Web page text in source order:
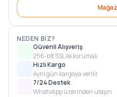
NEDEN BIZ?
Güvenli Alışveriş
256-bit SSL ile korumalı
Hızlı Kargo
Aynı gün kargoya verilir
7/24 Destek
WhatsApp üzerinden ulaşın